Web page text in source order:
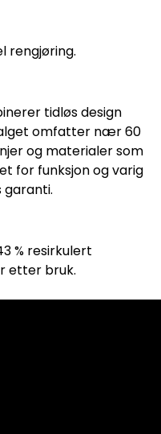
rengjøring.
tidløs design
omfatter nær 60
og materialer som
for funksjon og varig
garanti.
% resirkulert
etter bruk.